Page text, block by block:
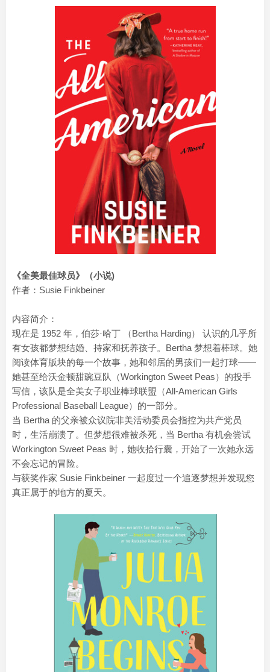
《全美最佳球员》（小说)
作者：Susie Finkbeiner
内容简介：
现在是 1952 年，伯莎·哈丁 （Bertha Harding） 认识的几乎所
有女孩都梦想结婚、持家和抚养孩子。Bertha 梦想着棒球。她
阅读体育版块的每一个故事，她和邻居的男孩们一起打球——
她甚至给沃金顿甜豌豆队（Workington Sweet Peas）的投手
写信，该队是全美女子职业棒球联盟（All-American Girls
Professional Baseball League）的一部分。
当 Bertha 的父亲被众议院非美活动委员会指控为共产党员
时，生活崩溃了。但梦想很难被杀死，当 Bertha 有机会尝试
Workington Sweet Peas 时，她收拾行囊，开始了一次她永远
不会忘记的冒险。
与获奖作家 Susie Finkbeiner 一起度过一个追逐梦想并发现您
真正属于的地方的夏天。